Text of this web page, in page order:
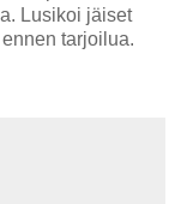
Lusikoi jäiset
tarjoilua.